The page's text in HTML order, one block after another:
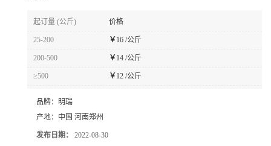
起订量 (公斤) 价格
25-200 ￥ 16 /公斤
200-500 ￥ 14 /公斤
≥500 ￥ 12 /公斤
品牌： 明瑞
产地： 中国 河南郑州
发布日期： 2022-08-30